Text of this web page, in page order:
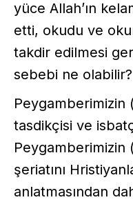
yüce Allah’ın
etti, okudu ve
takdir edilmesi
sebebi ne olabilir?
Peygamberimizin
tasdikçisi ve
Peygamberimizin
şeriatını
anlatmasından